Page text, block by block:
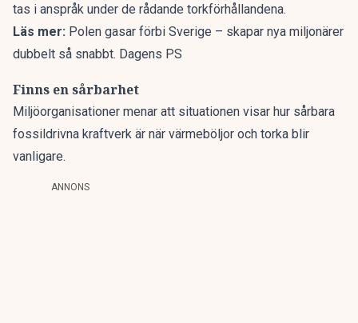
tas i anspråk under de rådande torkförhållandena.
Läs mer: Polen gasar förbi Sverige – skapar nya miljonärer
dubbelt så snabbt. Dagens PS
Finns en sårbarhet
Miljöorganisationer menar att situationen visar hur sårbara
fossildrivna kraftverk är när värmeböljor och torka blir
vanligare.
ANNONS